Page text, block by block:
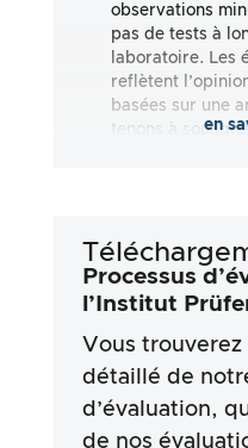
observations
pas de tests à
laboratoire. Les
reflètent
basées sur une
tenons à
responsabilité ne
l’exactitude ou à
des tests. Il est
tests ne sont
légales, des
ingrédients
nous appuyons
publicitaires et
les fabricants,
en
Processus
l’Institut
Vous trouverez
détaillé de
d’évaluation,
de nos